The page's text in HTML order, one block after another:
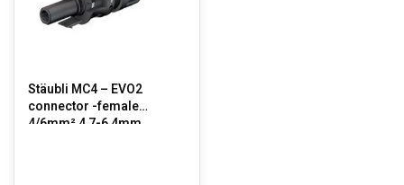
Stäubli MC4 – EVO2
connector -female
4/6mm² 4,7-6,4mm